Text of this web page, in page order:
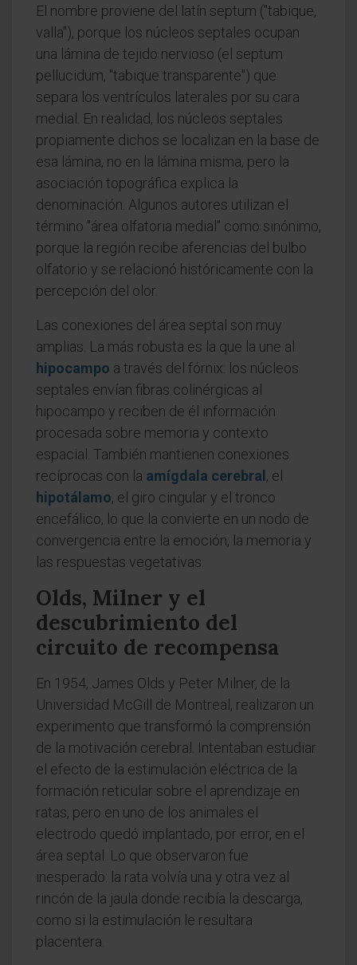
El nombre proviene del latín septum ("tabique,
valla"), porque los núcleos septales ocupan
una lámina de tejido nervioso (el septum
pellucidum, "tabique transparente") que
separa los ventrículos laterales por su cara
medial. En realidad, los núcleos septales
propiamente dichos se localizan en la base de
esa lámina, no en la lámina misma, pero la
asociación topográfica explica la
denominación. Algunos autores utilizan el
término "área olfatoria medial" como sinónimo,
porque la región recibe aferencias del bulbo
olfatorio y se relacionó históricamente con la
percepción del olor.
Las conexiones del área septal son muy
amplias. La más robusta es la que la une al
hipocampo a través del fórnix: los núcleos
septales envían fibras colinérgicas al
hipocampo y reciben de él información
procesada sobre memoria y contexto
espacial. También mantienen conexiones
recíprocas con la amígdala cerebral , el
hipotálamo, el giro cingular y el tronco
encefálico, lo que la convierte en un nodo de
convergencia entre la emoción, la memoria y
las respuestas vegetativas.
Olds, Milner y el
descubrimiento del
circuito de recompensa
En 1954, James Olds y Peter Milner, de la
Universidad McGill de Montreal, realizaron un
experimento que transformó la comprensión
de la motivación cerebral. Intentaban estudiar
el efecto de la estimulación eléctrica de la
formación reticular sobre el aprendizaje en
ratas, pero en uno de los animales el
electrodo quedó implantado, por error, en el
área septal. Lo que observaron fue
inesperado: la rata volvía una y otra vez al
rincón de la jaula donde recibía la descarga,
como si la estimulación le resultara
placentera.